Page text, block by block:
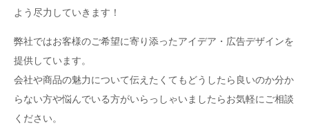
よう尽力していきます！
弊社ではお客様のご希望に寄り添ったアイデア・広告デザインを
提供しています。
会社や商品の魅力について伝えたくてもどうしたら良いのか分か
らない方や悩んでいる方がいらっしゃいましたらお気軽にご相談
ください。